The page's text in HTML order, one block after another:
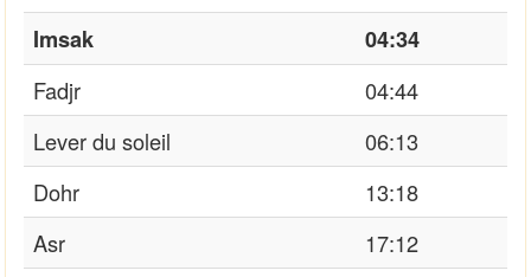
Imsak
04:34
Fadjr
04:44
Lever du soleil
06:13
Dohr
13:18
Asr
17:12